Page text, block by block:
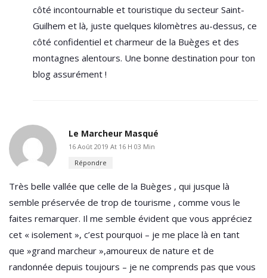
côté incontournable et touristique du secteur Saint-
Guilhem et là, juste quelques kilomètres au-dessus, ce
côté confidentiel et charmeur de la Buèges et des
montagnes alentours. Une bonne destination pour ton
blog assurément !
Le Marcheur Masqué
16 Août 2019 At 16 H 03 Min
Répondre
Très belle vallée que celle de la Buèges , qui jusque là
semble préservée de trop de tourisme , comme vous le
faites remarquer. Il me semble évident que vous appréciez
cet « isolement », c’est pourquoi – je me place là en tant
que »grand marcheur »,amoureux de nature et de
randonnée depuis toujours – je ne comprends pas que vous